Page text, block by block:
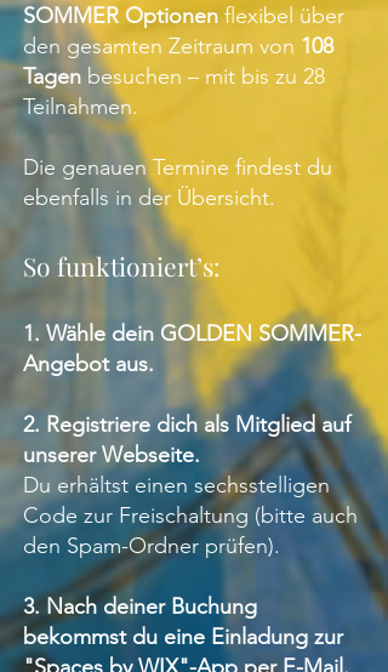
SOMMER Optionen flexibel über
den gesamten Zeitraum von 108
Tagen besuchen – mit bis zu 28
Teilnahmen.
Die genauen Termine findest du
ebenfalls in der Übersicht.
So funktioniert’s:
1. Wähle dein GOLDEN SOMMER-
Angebot aus.
2. Registriere dich als Mitglied auf
unserer Webseite.
Du erhältst einen sechsstelligen
Code zur Freischaltung (bitte auch
den Spam-Ordner prüfen).
3. Nach deiner Buchung
bekommst du eine Einladung zur